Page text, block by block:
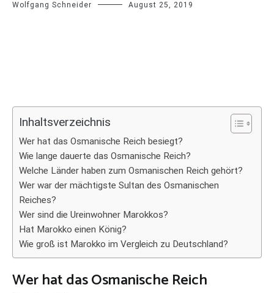
Wolfgang Schneider August 25, 2019
Inhaltsverzeichnis
Wer hat das Osmanische Reich besiegt?
Wie lange dauerte das Osmanische Reich?
Welche Länder haben zum Osmanischen Reich gehört?
Wer war der mächtigste Sultan des Osmanischen
Reiches?
Wer sind die Ureinwohner Marokkos?
Hat Marokko einen König?
Wie groß ist Marokko im Vergleich zu Deutschland?
Wer hat das Osmanische Reich